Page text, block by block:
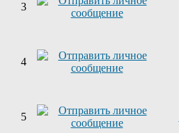
3
4
5